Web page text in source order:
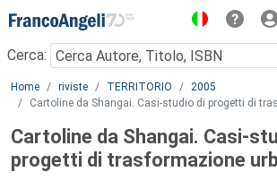
Menu
Cerca:
Main content
Home riviste TERRITORIO
2005
Cartoline da Shangai. Casi-studio di progetti di
Cartoline da Shangai. Casi-
progetti di trasformazione